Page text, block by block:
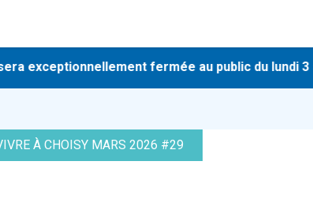
exceptionnellement fermée au public du lundi 3
À CHOISY MARS 2026 #29